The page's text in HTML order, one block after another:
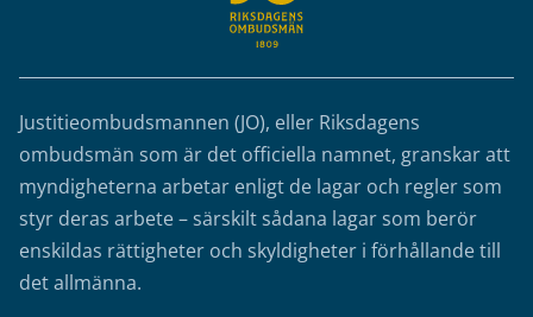
Justitieombudsmannen (JO), eller Riksdagens
ombudsmän som är det officiella namnet, granskar att
myndigheterna arbetar enligt de lagar och regler som
styr deras arbete – särskilt sådana lagar som berör
enskildas rättigheter och skyldigheter i förhållande till
det allmänna.